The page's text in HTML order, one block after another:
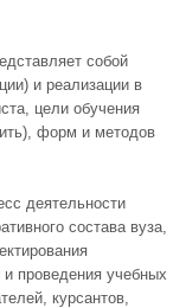
собой
и реализации в
цели обучения
форм и методов
деятельности
состава вуза,
и проведения учебных
курсантов,